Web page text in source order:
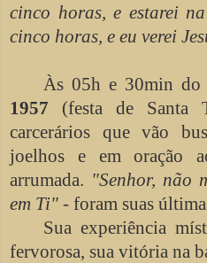
cinco horas, e estarei
cinco horas, e eu verei
Às 05h e 30min do
1957 (festa de Santa
carcerários que vão
joelhos e em oração
arrumada. "Senhor, não
em Ti" - foram suas
Sua experiência
fervorosa, sua vitória na